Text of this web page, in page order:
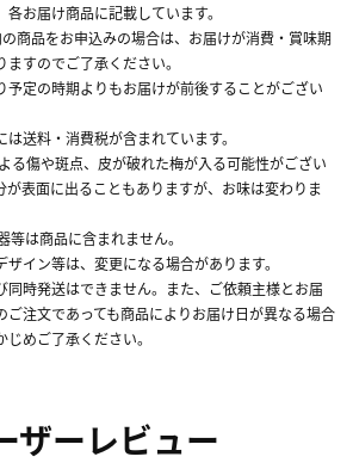
各お届け商品に記載しています。
商品をお申込みの場合は、お届けが消費・賞味期
すのでご了承ください。
定の時期よりもお届けが前後することがござい
送料・消費税が含まれています。
傷や斑点、皮が破れた梅が入る可能性がござい
が表面に出ることもありますが、お味は変わりま
は商品に含まれません。
イン等は、変更になる場合があります。
時発送はできません。また、ご依頼主様とお届
ご注文であっても商品によりお届け日が異なる場合
めご了承ください。
ザーレビュー